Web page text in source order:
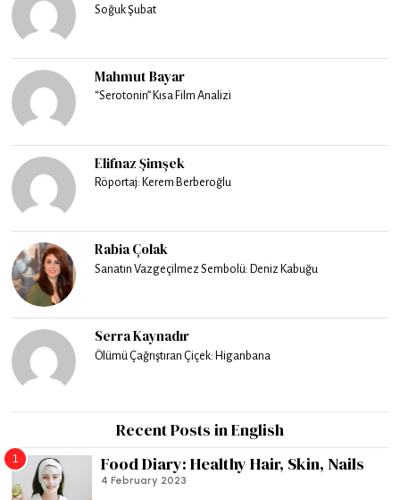
Soğuk Şubat
Mahmut Bayar
“Serotonin” Kısa Film Analizi
Elifnaz Şimşek
Röportaj: Kerem Berberoğlu
Rabia Çolak
Sanatın Vazgeçilmez Sembolü: Deniz Kabuğu
Serra Kaynadır
Ölümü Çağrıştıran Çiçek: Higanbana
Recent Posts in English
1 Food Diary: Healthy Hair, Skin, Nails
4 February 2023